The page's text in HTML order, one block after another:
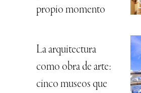
propio momento
La arquitectura
como obra de arte:
cinco museos que